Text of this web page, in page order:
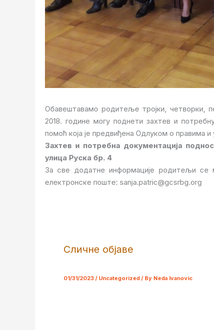
Обавештавамо родитеље тројки, четворки,
2018. године могу поднети захтев и
помоћ која је предвиђена Одлуком о правима
Захтев и потребна документација
улица Руска бр. 4
За све додатне информације родитељи се
електронске поште: sanja.patric@gcsrbg.org
Сличне објаве
01/31/2023 / Uncategorized/ By Neda Ivanovic